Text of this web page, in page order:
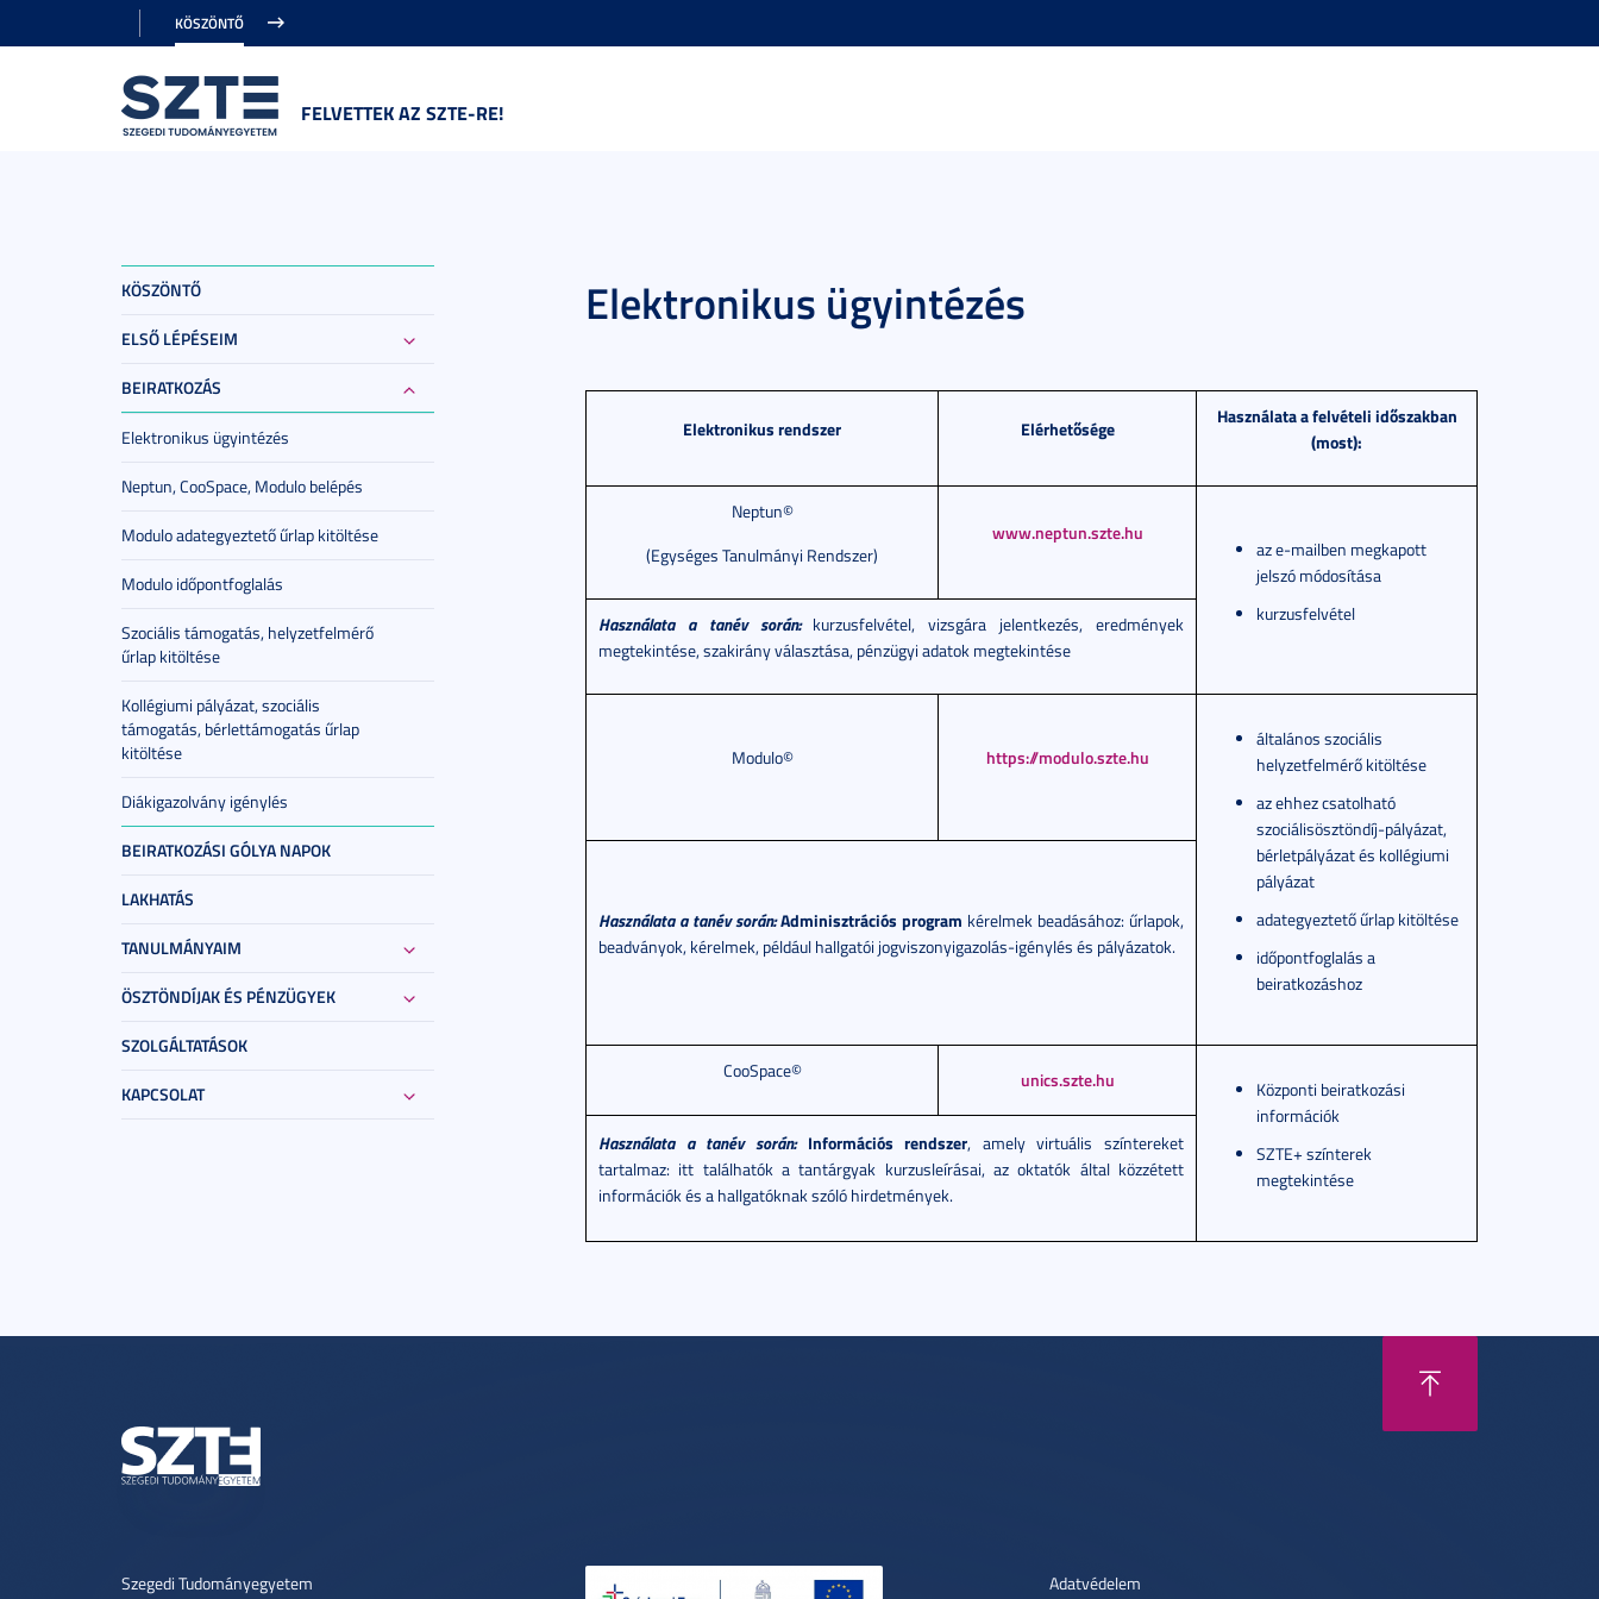
KÖSZÖNTŐ
FELVETTEK AZ SZTE-RE!
KÖSZÖNTŐ
ELSŐ LÉPÉSEIM
BEIRATKOZÁS
Elektronikus ügyintézés
Neptun, CooSpace, Modulo belépés
Modulo adategyeztető űrlap kitöltése
Modulo időpontfoglalás
Szociális támogatás, helyzetfelmérő
űrlap kitöltése
Kollégiumi pályázat, szociális
támogatás, bérlettámogatás űrlap
kitöltése
Diákigazolvány igénylés
BEIRATKOZÁSI GÓLYA NAPOK
LAKHATÁS
TANULMÁNYAIM
ÖSZTÖNDÍJAK ÉS PÉNZÜGYEK
SZOLGÁLTATÁSOK
KAPCSOLAT
Elektronikus ügyintézés
Elektronikus rendszer Elérhetősége
Használata a felvételi időszakban
(most):
Neptun©
(Egységes Tanulmányi Rendszer)
www.neptun.szte.hu
az e-mailben megkapott
jelszó módosítása
kurzusfelvétel
Használata a tanév során:kurzusfelvétel, vizsgára jelentkezés, eredmények
megtekintése, szakirány választása, pénzügyi adatok megtekintése
Modulo© https://modulo.szte.hu
általános szociális
helyzetfelmérő kitöltése
az ehhez csatolható
szociálisösztöndíj-pályázat,
bérletpályázat és kollégiumi
pályázat
adategyeztető űrlap kitöltése
időpontfoglalás a
beiratkozáshoz
Használata a tanév során:Adminisztrációs program kérelmek beadásához: űrlapok,
beadványok, kérelmek, például hallgatói jogviszonyigazolás-igénylés és pályázatok.
CooSpace© unics.szte.hu
Központi beiratkozási
információk
SZTE+ színterek
megtekintése
Használata a tanév során: Információs rendszer, amely virtuális színtereket
tartalmaz: itt találhatók a tantárgyak kurzusleírásai, az oktatók által közzétett
információk és a hallgatóknak szóló hirdetmények.
Szegedi Tudományegyetem Adatvédelem